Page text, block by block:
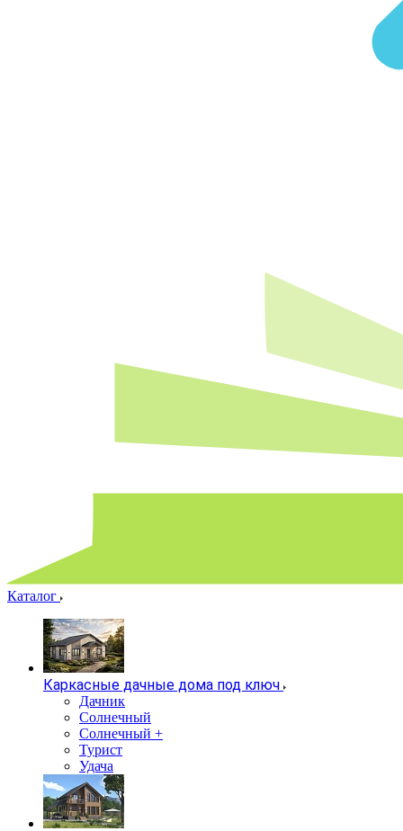
Каталог
Каркасные дачные дома под ключ
Дачник
Солнечный
Солнечный +
Турист
Удача